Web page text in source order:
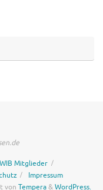
WIB Mitglieder
Impressum
von Tempera&WordPress.